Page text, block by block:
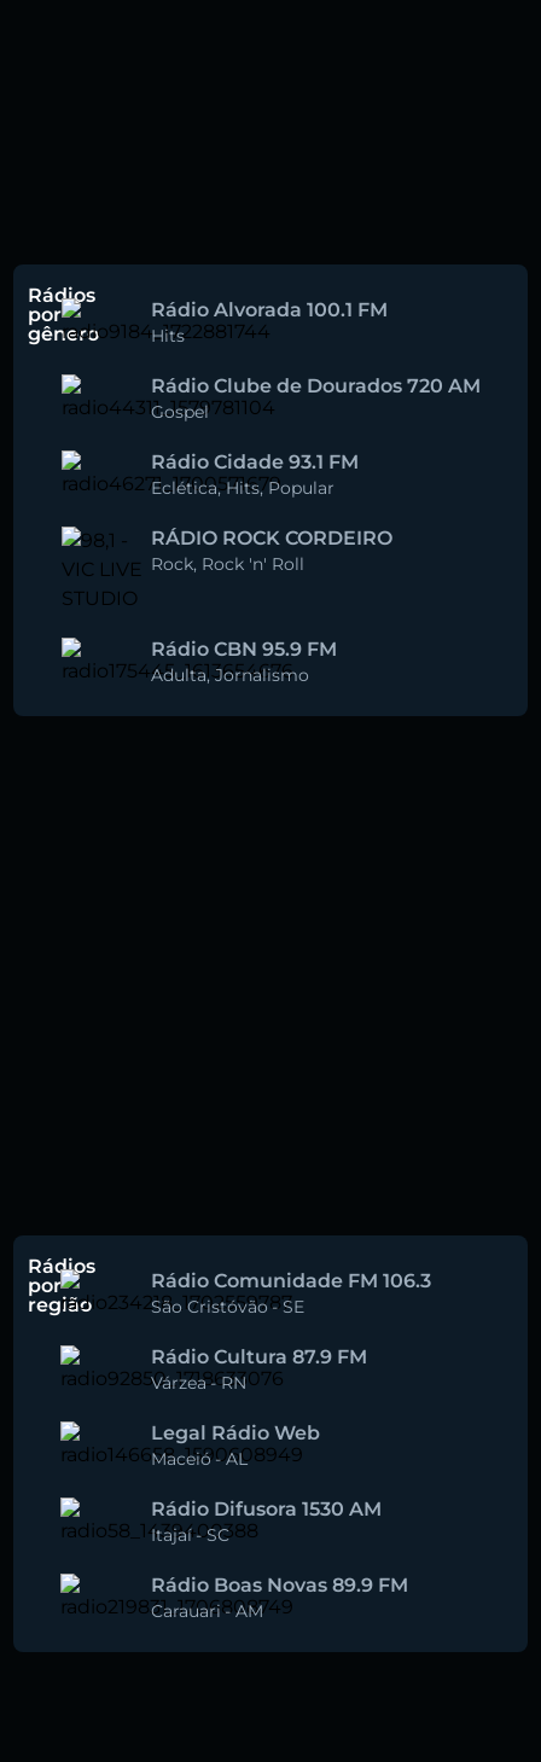
Rádios
por
gênero
Rádio Alvorada 100.1 FM
Hits
Rádio Clube de Dourados 720 AM
Gospel
Rádio Cidade 93.1 FM
Eclética,Hits,Popular
RÁDIO ROCK CORDEIRO
Rock, Rock 'n' Roll
Rádio CBN 95.9 FM
Adulta,Jornalismo
Rádios
por
região
Rádio Comunidade FM 106.3
São Cristóvão-SE
Rádio Cultura 87.9 FM
Várzea-RN
Legal Rádio Web
Maceió -AL
Rádio Difusora 1530 AM
Itajaí-SC
Rádio Boas Novas 89.9 FM
Carauari -AM